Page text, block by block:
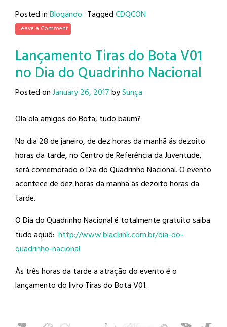
Posted inBlogando TaggedCDQCON
Leave a Comment
Lançamento Tiras do Bota V01
no Dia do Quadrinho Nacional
Posted onJanuary 26, 2017bySunça
Ola ola amigos do Bota, tudo baum?
No dia 28 de janeiro, de dez horas damanhã ás dezoito
horas da tarde, no Centro de Referência da Juventude,
será comemorado o Dia do Quadrinho Nacional. O evento
acontece de dez horas da manhã às dezoito horas da
tarde.
O Dia do Quadrinho Nacional é totalmente gratuito saiba
tudo aquiô: http://www.blackink.com.br/dia-do-
quadrinho-nacional
Às três horas da tarde a atração do evento é o
lançamento do livro Tiras do Bota V01.